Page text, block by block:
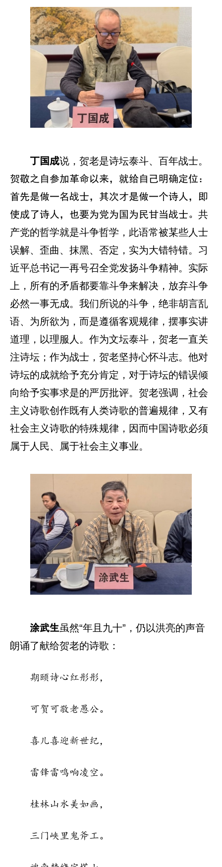
丁国成说，贺老是诗坛泰斗、百年战士。
贺敬之自参加革命以来，就给自己明确定位：
首先是做一名战士，其次才是做一个诗人，即
使成了诗人，也要为党为国为民甘当战士。 共
产党的哲学就是斗争哲学，此语常被某些人士
误解、歪曲、抹黑、否定，实为大错特错。习
近平总书记一再号召全党发扬斗争精神。实际
上，所有的矛盾都要靠斗争来解决，放弃斗争
必然一事无成。我们所说的斗争，绝非胡言乱
语、为所欲为，而是遵循客观规律，摆事实讲
道理，以理服人。作为文坛泰斗，贺老一直关
注诗坛；作为战士，贺老坚持心怀斗志。他对
诗坛的成就给予充分肯定，对于诗坛的错误倾
向给予实事求是的严厉批评。贺老强调，社会
主义诗歌创作既有人类诗歌的普遍规律，又有
社会主义诗歌的特殊规律，因而中国诗歌必须
属于人民、属于社会主义事业。
涂武生虽然“年且九十”，仍以洪亮的声音
朗诵了献给贺老的诗歌：
期颐诗心红彤彤，
可贺可敬老愚公。
喜儿喜迎新世纪，
雷锋雷鸣响凌空。
桂林山水美如画，
三门峡里鬼斧工。